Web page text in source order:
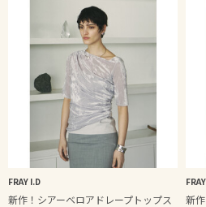
FRAY I.D
新作！シアーベロアドレープトップス
新